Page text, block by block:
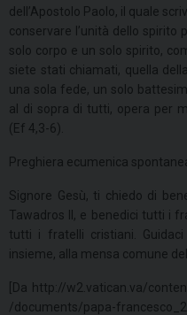
dell’Apostolo Paolo, il quale
conservare l’unità dello spirito
solo corpo e un solo spirito,
siete stati chiamati, quella
una sola fede, un solo
al di sopra di tutti, opera per
(Ef 4,3-6).
Preghiera ecumenica
Signore Gesù, ti chiedo di
Tawadros II, e benedici tutti i
tutti i fratelli cristiani.
insieme, alla mensa comune
[Da http://w2.vatican.va/
/documents/papa-